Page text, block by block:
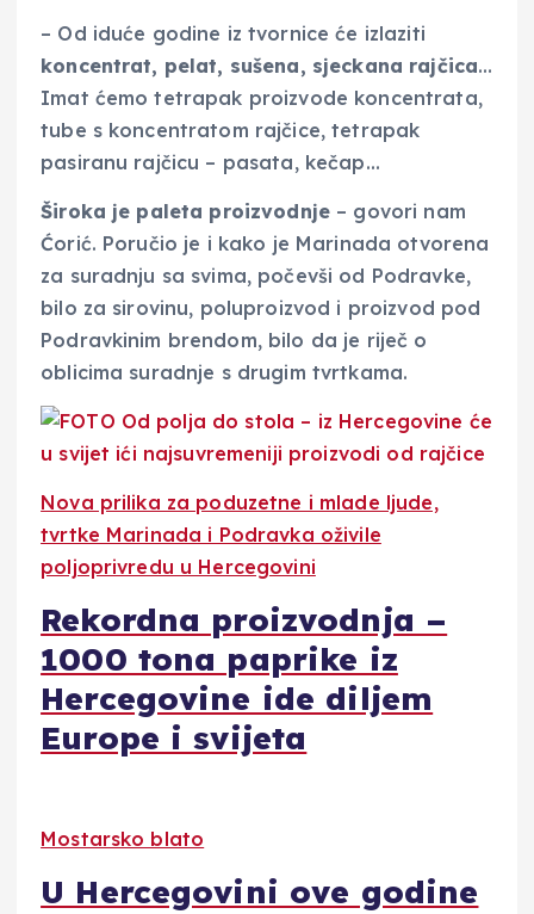
– Od iduće godine iz tvornice će izlaziti
koncentrat, pelat, sušena, sjeckana rajčica…
Imat ćemo tetrapak proizvode koncentrata,
tube s koncentratom rajčice, tetrapak
pasiranu rajčicu – pasata, kečap…
Široka je paleta proizvodnje – govori nam
Ćorić. Poručio je i kako je Marinada otvorena
za suradnju sa svima, počevši od Podravke,
bilo za sirovinu, poluproizvod i proizvod pod
Podravkinim brendom, bilo da je riječ o
oblicima suradnje s drugim tvrtkama.
Nova prilika za poduzetne i mlade ljude,
tvrtke Marinada i Podravka oživile
poljoprivredu u Hercegovini
Rekordna proizvodnja –
1000 tona paprike iz
Hercegovine ide diljem
Europe i svijeta
Mostarsko blato
U Hercegovini ove godine